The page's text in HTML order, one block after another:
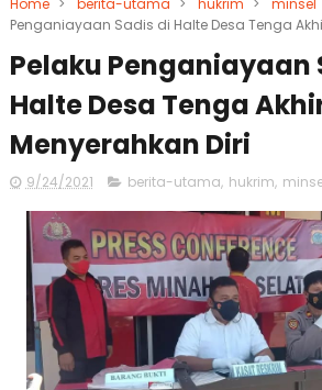
Home > berita-utama > hukrim > minsel
Penganiayaan Sadis di Halte Desa Tenga
Pelaku Penganiayaan
Halte Desa Tenga
Menyerahkan Diri
9/24/2021 berita-utama, hukrim,